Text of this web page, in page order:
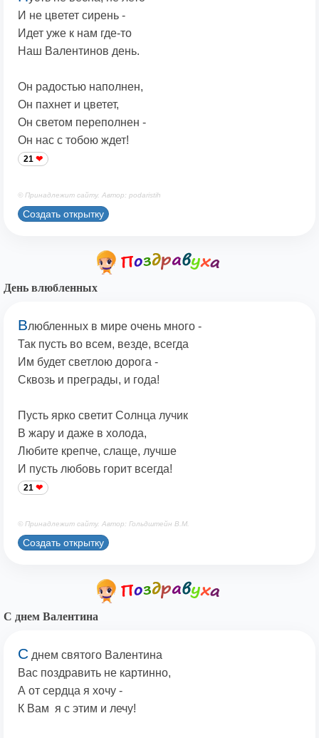
И не цветет сирень -
Идет уже к нам где-то
Наш Валентинов день.
Он радостью наполнен,
Он пахнет и цветет,
Он светом переполнен -
Он нас с тобою ждет!
21
© Принадлежит сайту. Автор: podaristih
Создать открытку
День влюбленных
Влюбленных в мире очень много -
Так пусть во всем, везде, всегда
Им будет светлою дорога -
Сквозь и преграды, и года!
Пусть ярко светит Солнца лучик
В жару и даже в холода,
Любите крепче, слаще, лучше
И пусть любовь горит всегда!
21
© Принадлежит сайту. Автор: Гольдштейн В.М.
Создать открытку
С днем Валентина
С днем святого Валентина
Вас поздравить не картинно,
А от сердца я хочу -
К Вам я с этим и лечу!